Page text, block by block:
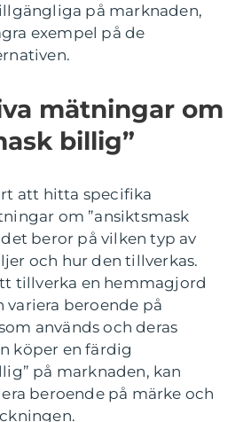
på marknaden,
exempel på de
mätningar om
billig”
att hitta specifika
om ”ansiktsmask
beror på vilken typ av
och hur den tillverkas.
tillverka en hemmagjord
variera beroende på
används och deras
köper en färdig
på marknaden, kan
beroende på märke och